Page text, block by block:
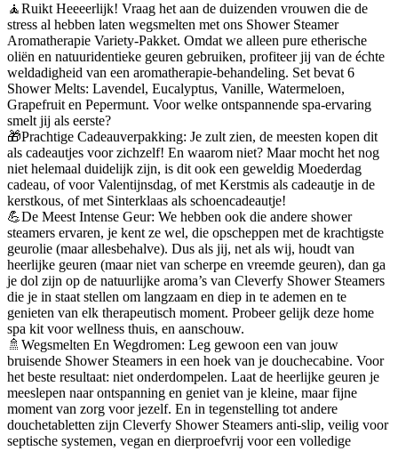
🧘Ruikt Heeeerlijk! Vraag het aan de duizenden vrouwen die de
stress al hebben laten wegsmelten met ons Shower Steamer
Aromatherapie Variety-Pakket. Omdat we alleen pure etherische
oliën en natuuridentieke geuren gebruiken, profiteer jij van de échte
weldadigheid van een aromatherapie-behandeling. Set bevat 6
Shower Melts: Lavendel, Eucalyptus, Vanille, Watermeloen,
Grapefruit en Pepermunt. Voor welke ontspannende spa-ervaring
smelt jij als eerste?
🎁Prachtige Cadeauverpakking: Je zult zien, de meesten kopen dit
als cadeautjes voor zichzelf! En waarom niet? Maar mocht het nog
niet helemaal duidelijk zijn, is dit ook een geweldig Moederdag
cadeau, of voor Valentijnsdag, of met Kerstmis als cadeautje in de
kerstkous, of met Sinterklaas als schoencadeautje!
💪De Meest Intense Geur: We hebben ook die andere shower
steamers ervaren, je kent ze wel, die opscheppen met de krachtigste
geurolie (maar allesbehalve). Dus als jij, net als wij, houdt van
heerlijke geuren (maar niet van scherpe en vreemde geuren), dan ga
je dol zijn op de natuurlijke aroma’s van Cleverfy Shower Steamers
die je in staat stellen om langzaam en diep in te ademen en te
genieten van elk therapeutisch moment. Probeer gelijk deze home
spa kit voor wellness thuis, en aanschouw.
🚿Wegsmelten En Wegdromen: Leg gewoon een van jouw
bruisende Shower Steamers in een hoek van je douchecabine. Voor
het beste resultaat: niet onderdompelen. Laat de heerlijke geuren je
meeslepen naar ontspanning en geniet van je kleine, maar fijne
moment van zorg voor jezelf. En in tegenstelling tot andere
douchetabletten zijn Cleverfy Shower Steamers anti-slip, veilig voor
septische systemen, vegan en dierproefvrij voor een volledige